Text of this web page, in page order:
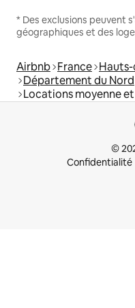
* Des exclusions peuvent
géographiques et des
Airbnb France
Département du Nord
Locations moyenne
©
Confidentialité